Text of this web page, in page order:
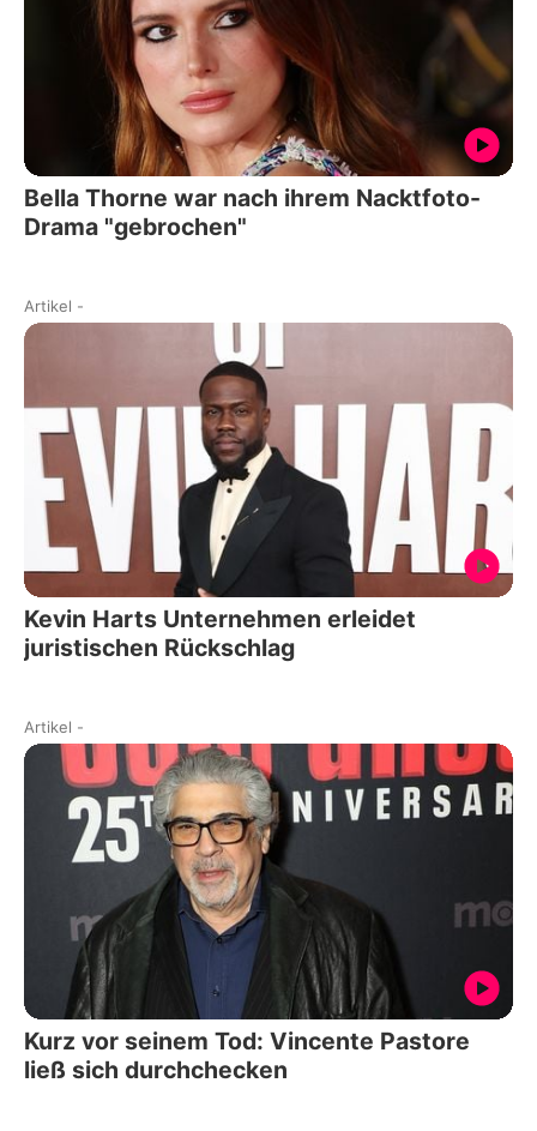
Bella Thorne war nach ihrem Nacktfoto-
Drama "gebrochen"
Artikel -
Kevin Harts Unternehmen erleidet
juristischen Rückschlag
Artikel -
Kurz vor seinem Tod: Vincente Pastore
ließ sich durchchecken